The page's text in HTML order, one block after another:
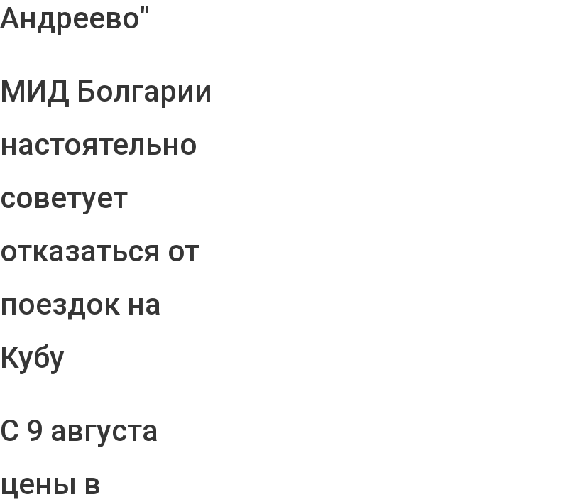
Андреево"
МИД Болгарии
настоятельно
советует
отказаться от
поездок на
Кубу
С 9 августа
цены в